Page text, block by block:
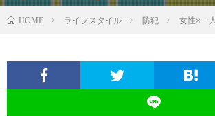
HOME ライフスタイル 防犯 女性×一